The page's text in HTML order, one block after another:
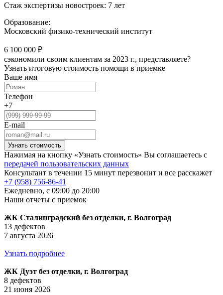
Стаж экспертизы новостроек: 7 лет
Образование:
Московский физико-технический институт
6 100 000 ₽
сэкономили своим клиентам за 2023 г., представляете?
Узнать итоговую стоимость помощи в приемке
Ваше имя
Телефон
+7
E-mail
Нажимая на кнопку «Узнать стоимость» Вы соглашаетесь с
передачей пользовательских данных
Консультант в течении 15 минут перезвонит и все расскажет
+7 (958) 756-86-41
Ежедневно, с 09:00 до 20:00
Наши отчеты с приемок
ЖК Сталинградский без отделки, г. Волгоград
13 дефектов
7 августа 2026
Узнать подробнее
ЖК Дуэт без отделки, г. Волгоград
8 дефектов
21 июня 2026